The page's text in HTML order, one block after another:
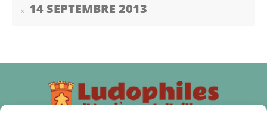
14 SEPTEMBRE 2013